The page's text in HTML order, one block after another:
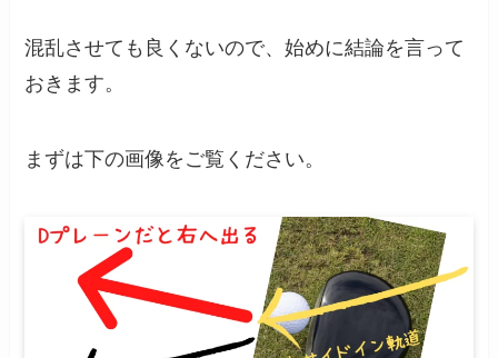
混乱させても良くないので、始めに結論を言って
おきます。
まずは下の画像をご覧ください。